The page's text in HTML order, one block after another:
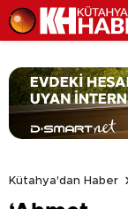
Kütahya'dan Haber